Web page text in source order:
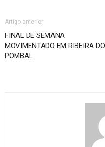
Artigo anterior
FINAL DE SEMANA
MOVIMENTADO EM RIBEIRA DO
POMBAL